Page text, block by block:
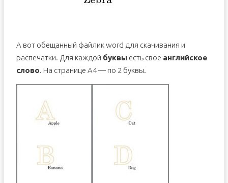
А вот обещанный файлик word для скачивания и
распечатки. Для каждой буквыесть свое английское
слово. На странице A4 — по 2 буквы.